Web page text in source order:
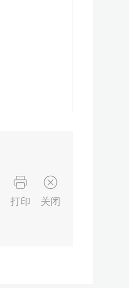
打印 关闭